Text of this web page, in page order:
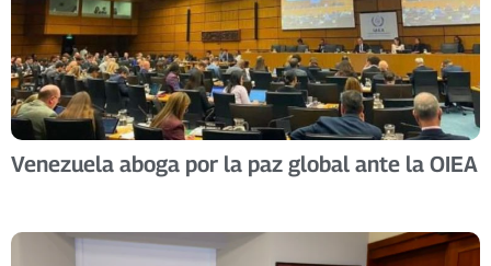
Venezuela aboga por la paz global ante la OIEA